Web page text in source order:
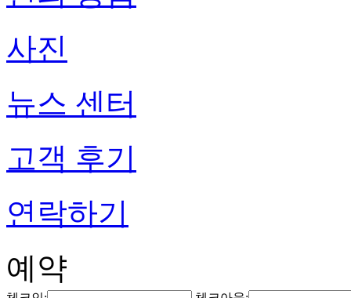
사진
뉴스 센터
고객 후기
연락하기
예약